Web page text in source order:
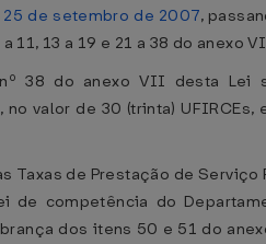
25 de setembro de 2007,
11, 13 a 19 e 21 a 38 do anexo
38 do anexo VII desta Lei
valor de 30 (trinta)
Taxas de Prestação de
de competência do
dos itens 50 e 51 do